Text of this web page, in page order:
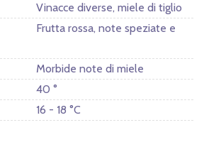
Vinacce diverse, miele di tiglio
Frutta rossa, note speziate e
Morbide note di miele
40 °
16 - 18 °C